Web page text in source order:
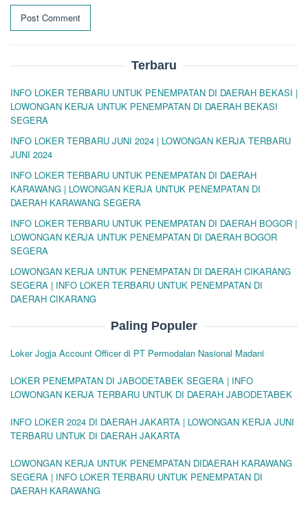
Terbaru
INFO LOKER TERBARU UNTUK PENEMPATAN DI DAERAH BEKASI |
LOWONGAN KERJA UNTUK PENEMPATAN DI DAERAH BEKASI
SEGERA
INFO LOKER TERBARU JUNI 2024 | LOWONGAN KERJA TERBARU
JUNI 2024
INFO LOKER TERBARU UNTUK PENEMPATAN DI DAERAH
KARAWANG | LOWONGAN KERJA UNTUK PENEMPATAN DI
DAERAH KARAWANG SEGERA
INFO LOKER TERBARU UNTUK PENEMPATAN DI DAERAH BOGOR |
LOWONGAN KERJA UNTUK PENEMPATAN DI DAERAH BOGOR
SEGERA
LOWONGAN KERJA UNTUK PENEMPATAN DI DAERAH CIKARANG
SEGERA | INFO LOKER TERBARU UNTUK PENEMPATAN DI
DAERAH CIKARANG
Paling Populer
Loker Jogja Account Officer di PT Permodalan Nasional Madani
LOKER PENEMPATAN DI JABODETABEK SEGERA | INFO
LOWONGAN KERJA TERBARU UNTUK DI DAERAH JABODETABEK
INFO LOKER 2024 DI DAERAH JAKARTA | LOWONGAN KERJA JUNI
TERBARU UNTUK DI DAERAH JAKARTA
LOWONGAN KERJA UNTUK PENEMPATAN DIDAERAH KARAWANG
SEGERA | INFO LOKER TERBARU UNTUK PENEMPATAN DI
DAERAH KARAWANG